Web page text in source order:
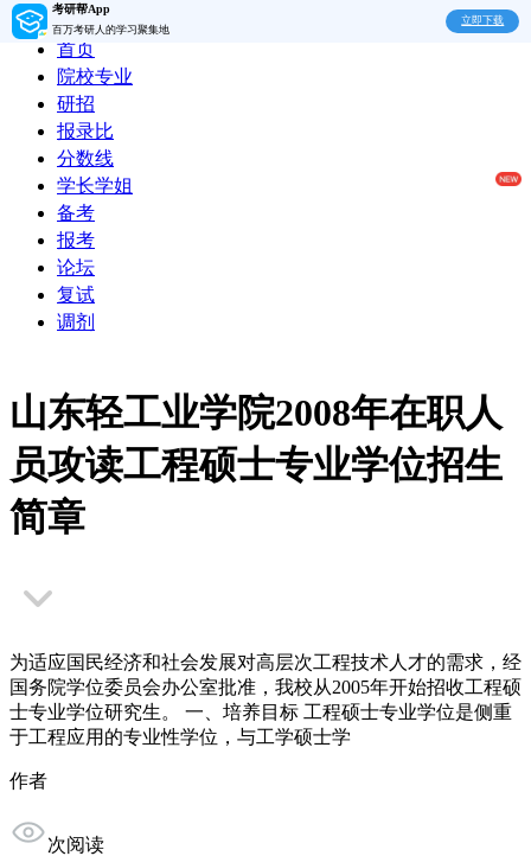
考研帮App
百万考研人的学习聚集地
立即下载
首页
院校专业
研招
报录比
分数线
学长学姐
备考
报考
论坛
复试
调剂
山东轻工业学院2008年在职人
员攻读工程硕士专业学位招生
简章
为适应国民经济和社会发展对高层次工程技术人才的需求，经
国务院学位委员会办公室批准，我校从2005年开始招收工程硕
士专业学位研究生。 一、培养目标 工程硕士专业学位是侧重
于工程应用的专业性学位，与工学硕士学
作者
次阅读